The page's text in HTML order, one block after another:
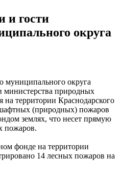
и гости
округа
муниципального округа
министерства природных
на территории Краснодарского
(природных) пожаров
землях, что несет прямую
пожаров.
фонде на территории
14 лесных пожаров на